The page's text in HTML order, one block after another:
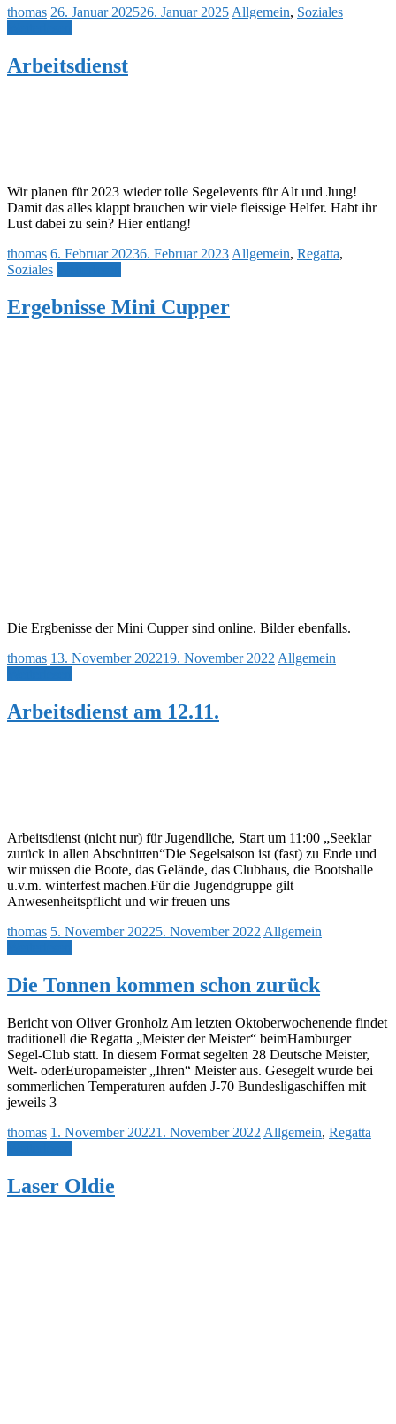
thomas 26. Januar 202526. Januar 2025Allgemein, Soziales
Arbeitsdienst
Wir planen für 2023 wieder tolle Segelevents für Alt und Jung!
Damit das alles klappt brauchen wir viele fleissige Helfer. Habt ihr
Lust dabei zu sein? Hier entlang!
thomas 6. Februar 20236. Februar 2023 Allgemein, Regatta,
Soziales
Ergebnisse Mini Cupper
Die Ergbenisse der Mini Cupper sind online. Bilder ebenfalls.
thomas 13. November 202219. November 2022 Allgemein
Arbeitsdienst am 12.11.
Arbeitsdienst (nicht nur) für Jugendliche, Start um 11:00 „Seeklar
zurück in allen Abschnitten“Die Segelsaison ist (fast) zu Ende und
wir müssen die Boote, das Gelände, das Clubhaus, die Bootshalle
u.v.m. winterfest machen.Für die Jugendgruppe gilt
Anwesenheitspflicht und wir freuen uns
thomas 5. November 20225. November 2022 Allgemein
Die Tonnen kommen schon zurück
Bericht von Oliver Gronholz Am letzten Oktoberwochenende findet
traditionell die Regatta „Meister der Meister“ beimHamburger
Segel-Club statt. In diesem Format segelten 28 Deutsche Meister,
Welt- oderEuropameister „Ihren“ Meister aus. Gesegelt wurde bei
sommerlichen Temperaturen aufden J-70 Bundesligaschiffen mit
jeweils 3
thomas 1. November 20221. November 2022 Allgemein, Regatta
Laser Oldie